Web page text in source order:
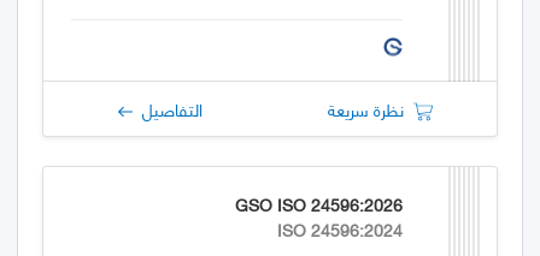
نظرة سريعة التفاصيل
GSO ISO 24596:2026
ISO 24596:2024